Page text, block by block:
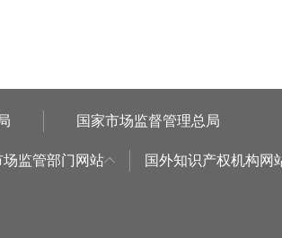
国家市场监督管理总局
监管部门网站 国外知识产权机构网